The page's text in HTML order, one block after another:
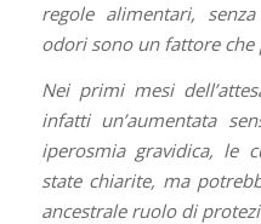
regole alimentari,
odori sono un fattore che
Nei primi mesi
infatti un’aumentata
iperosmia gravidica, le
state chiarite, ma
ancestrale ruolo di